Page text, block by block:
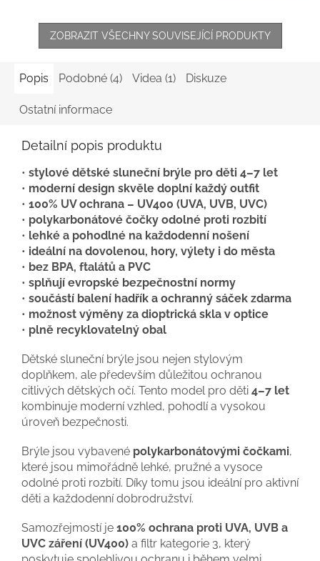
ZOBRAZIT VŠECHNY SOUVISEJÍCÍ PRODUKTY
Popis Podobné (4) Videa (1) Diskuze
Ostatní informace
Detailní popis produktu
• stylové dětské sluneční brýle pro děti 4–7 let
• moderní design skvěle doplní každý outfit
• 100% UV ochrana – UV400 (UVA, UVB, UVC)
• polykarbonátové čočky odolné proti rozbití
• lehké a pohodlné na každodenní nošení
• ideální na dovolenou, hory, výlety i do města
• bez BPA, ftalátů a PVC
• splňují evropské bezpečnostní normy
• součástí balení hadřík a ochranný sáček zdarma
• možnost výměny za dioptrická skla v optice
• plně recyklovatelný obal
Dětské sluneční brýle jsou nejen stylovým
doplňkem, ale především důležitou ochranou
citlivých dětských očí. Tento model pro děti 4–7 let
kombinuje moderní vzhled, pohodlí a vysokou
úroveň bezpečnosti.
Brýle jsou vybavené polykarbonátovými čočkami,
které jsou mimořádně lehké, pružné a vysoce
odolné proti rozbití. Díky tomu jsou ideální pro aktivní
děti a každodenní dobrodružství.
Samozřejmostí je 100% ochrana proti UVA, UVB a
UVC záření (UV400) a filtr kategorie 3, který